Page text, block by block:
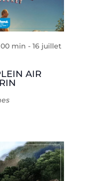
AIR
00 min -16 juillet